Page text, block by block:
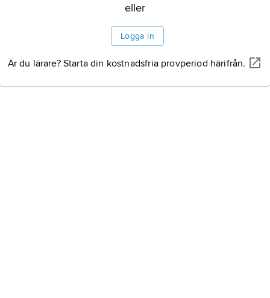
eller
Logga in
Är du lärare? Starta din kostnadsfria provperiod härifrån.